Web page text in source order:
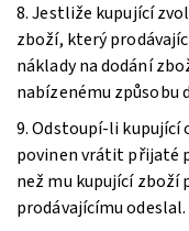
8. Jestliže kupující
zboží, který
náklady na dodání
nabízenému způsobu
9. Odstoupí-li kupující
povinen vrátit přijaté
než mu kupující zboží
prodávajícímu odeslal.